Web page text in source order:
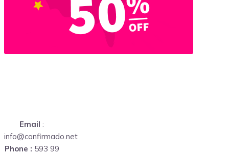
Email :
info@confirmado.net
Phone : 593 99